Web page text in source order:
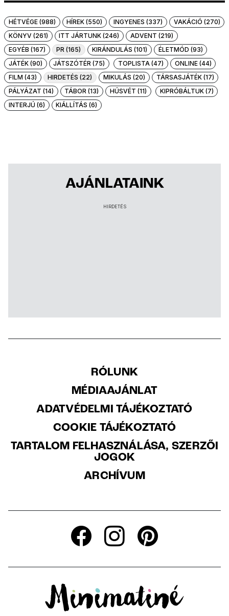
HÉTVÉGE (988) HÍREK (550) INGYENES (337)
VAKÁCIÓ (270)
KÖNYV (261)
ITT JÁRTUNK (246)
ADVENT (219)
EGYÉB (167)
PR (165) KIRÁNDULÁS (101)
ÉLETMÓD (93)
JÁTÉK (90)
JÁTSZÓTÉR (75) TOPLISTA (47)
ONLINE (44)
FILM (43)
HIRDETÉS (22) MIKULÁS (20)
TÁRSASJÁTÉK (17)
PÁLYÁZAT (14)
TÁBOR (13) HÚSVÉT (11)
KIPRÓBÁLTUK (7)
INTERJÚ (6)
KIÁLLÍTÁS (6)
AJÁNLATAINK
HIRDETÉS
RÓLUNK
MÉDIAAJÁNLAT
ADATVÉDELMI TÁJÉKOZTATÓ
COOKIE TÁJÉKOZTATÓ
TARTALOM FELHASZNÁLÁSA, SZERZŐI
JOGOK
ARCHÍVUM